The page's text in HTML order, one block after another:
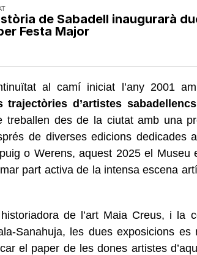
de Sabadell inaugurarà
Festa Major
al camí iniciat l’any 2001
d’artistes sabadellencs
treballen des de la ciutat amb una
de diverses edicions dedicades
o Werens, aquest 2025 el Museu
part activa de la intensa escena
de l’art Maia Creus, i la
Sanahuja, les dues exposicions es
el paper de les dones artistes